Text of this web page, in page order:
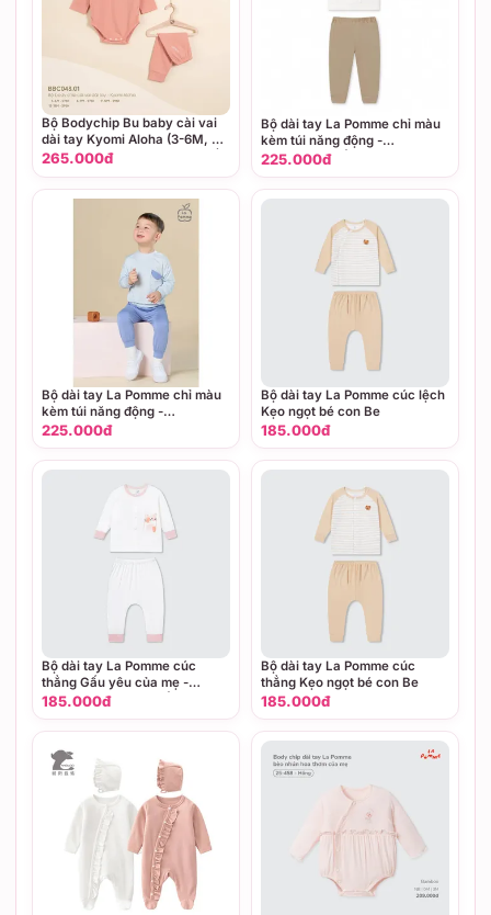
Bộ Bodychip Bu baby cài vai
dài tay Kyomi Aloha (3-6M, 6-
9M, 9-12M, 12-18M), (Họa tiết
265.000đ
Bộ dài tay La Pomme chỉ màu
kèm túi năng động -
6,9,12,18M Trắng
225.000đ
Bộ dài tay La Pomme chỉ màu
kèm túi năng động -
6,9,12,18M Xanh
225.000đ
Bộ dài tay La Pomme cúc lệch
Kẹo ngọt bé con Be
185.000đ
Bộ dài tay La Pomme cúc
thẳng Gấu yêu của mẹ -
Newborn,0M,3M Trắng
185.000đ
Bộ dài tay La Pomme cúc
thẳng Kẹo ngọt bé con Be
185.000đ